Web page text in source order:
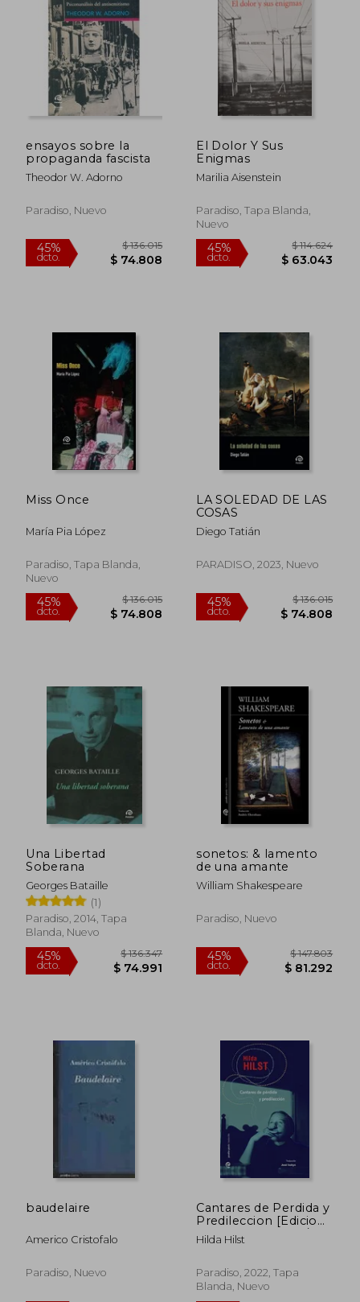
ensayos sobre la
propaganda fascista
Theodor W. Adorno
Paradiso, Nuevo
$ 136.015
$ 74.808
El Dolor Y Sus
Enigmas
Marilia Aisenstein
Paradiso, Tapa Blanda,
Nuevo
dcto.
Miss Once
María Pia López
Paradiso, Tapa Blanda,
Nuevo
45%
dcto.
$ 136.015
LA SOLEDAD DE LAS
COSAS
Diego Tatián
PARADISO, 2023, Nuevo
45%
dcto.
Una Libertad
Soberana
Georges Bataille
(1)
Paradiso, 2014, Tapa
Blanda, Nuevo
sonetos: & lamento
de una amante
William Shakespeare
Paradiso, Nuevo
45%
dcto.
baudelaire
Americo Cristofalo
Paradiso, Nuevo
Cantares de Perdida y
Predileccion [Edicion
Bilingue Español /
Portugues]
Hilda Hilst
Paradiso, 2022, Tapa
Blanda, Nuevo